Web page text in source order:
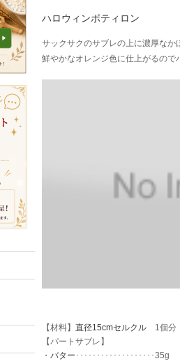
ハロウィンポティロン
サックサクのサブレの上に濃厚なか
鮮やかなオレンジ色に仕上がるの
【材料】 直径15cmセルクル 1個分
【パートサブレ】
・ バター ･･･････････････････35g